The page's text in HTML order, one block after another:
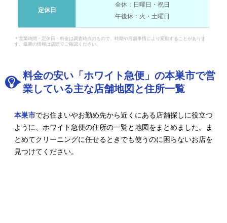
定休日
全休：日曜日・祝日
午後休：火・土曜日
＊営業時間・定休日・料金は調査時点のもので、時期や店舗事情により変動することがありま
す。最新の情報は店頭でご確認ください。
料金の安い「ホワイト急便」の本巣市で営
業している主な店舗地図と住所一覧
本巣市でお住まいやお勤め先から近くにある店舗探しに役立つ
ように、ホワイト急便の住所の一覧と地図をまとめました。ま
とめてクリーニングに任せるときでも使うのに困らないお店を
見つけてください。